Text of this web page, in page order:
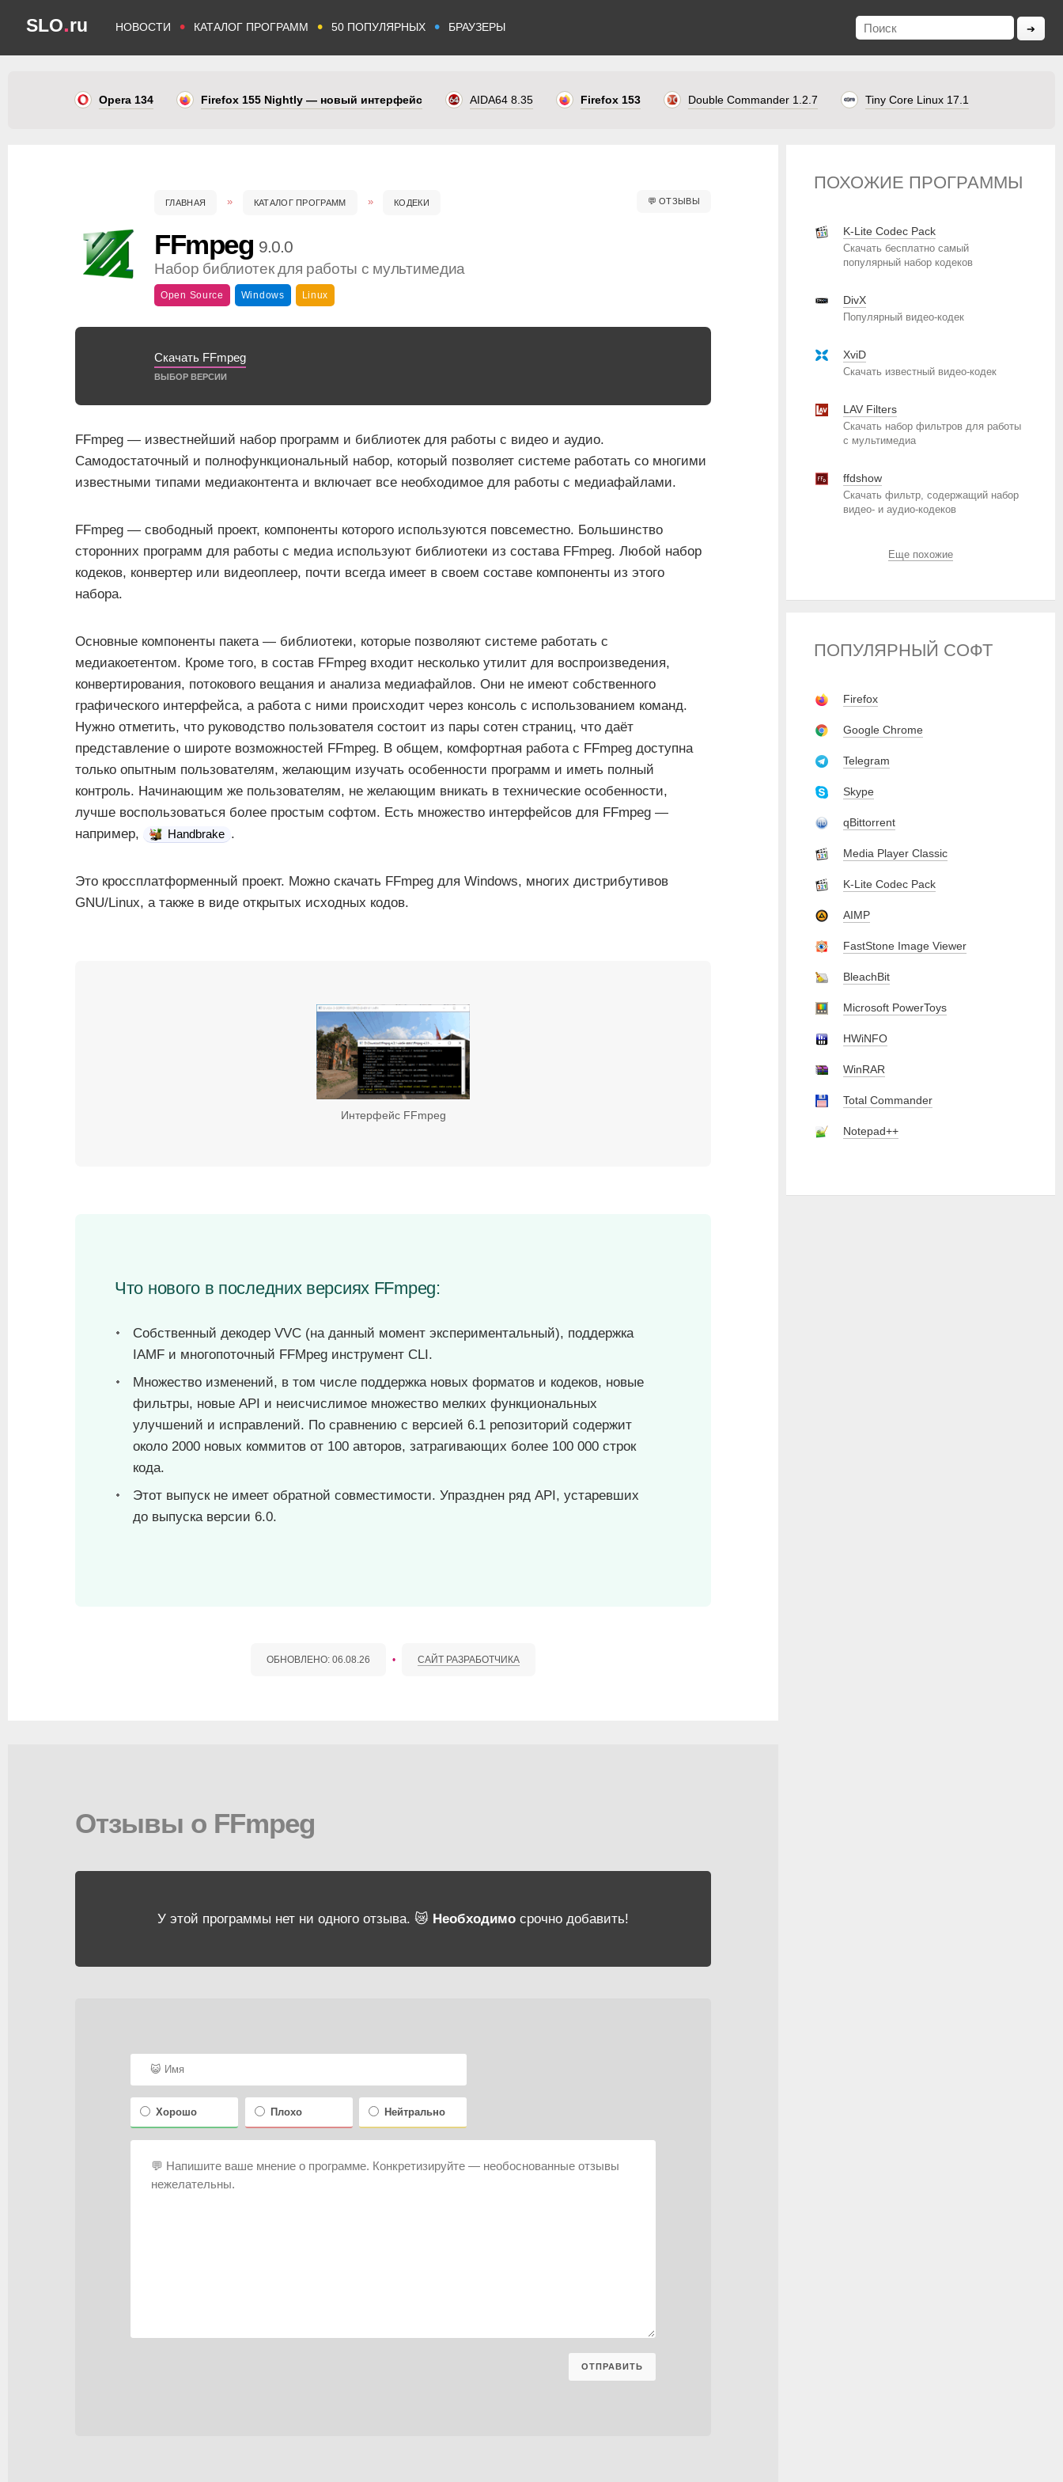
SLO.ru НОВОСТИ • КАТАЛОГ ПРОГРАММ • 50 ПОПУЛЯРНЫХ • БРАУЗЕРЫ
Opera 134 Firefox 155 Nightly — новый интерфейс AIDA64 8.35 Firefox 153 Double Commander 1.2.7 Tiny Core Linux 17.1
💬ОТЗЫВЫ
ГЛАВНАЯ КАТАЛОГ ПРОГРАММ КОДЕКИ
FFmpeg 9.0.0
Набор библиотек для работы с мультимедиа
Open Source Windows Linux
Скачать FFmpeg
ВЫБОР ВЕРСИИ
FFmpeg — известнейший набор программ и библиотек для работы с видео и аудио.
Самодостаточный и полнофункциональный набор, который позволяет системе работать со многими
известными типами медиаконтента и включает все необходимое для работы с медиафайлами.
FFmpeg — свободный проект, компоненты которого используются повсеместно. Большинство
сторонних программ для работы с медиа используют библиотеки из состава FFmpeg. Любой набор
кодеков, конвертер или видеоплеер, почти всегда имеет в своем составе компоненты из этого
набора.
Основные компоненты пакета — библиотеки, которые позволяют системе работать с
медиакоетентом. Кроме того, в состав FFmpeg входит несколько утилит для воспроизведения,
конвертирования, потокового вещания и анализа медиафайлов. Они не имеют собственного
графического интерфейса, а работа с ними происходит через консоль с использованием команд.
Нужно отметить, что руководство пользователя состоит из пары сотен страниц, что даёт
представление о широте возможностей FFmpeg. В общем, комфортная работа с FFmpeg доступна
только опытным пользователям, желающим изучать особенности программ и иметь полный
контроль. Начинающим же пользователям, не желающим вникать в технические особенности,
лучше воспользоваться более простым софтом. Есть множество интерфейсов для FFmpeg —
например,
Handbrake .
Это кроссплатформенный проект. Можно скачать FFmpeg для Windows, многих дистрибутивов
GNU/Linux, а также в виде открытых исходных кодов.
Интерфейс FFmpeg
Что нового в последних версиях FFmpeg:
Собственный декодер VVC (на данный момент экспериментальный), поддержка
IAMF и многопоточный FFMpeg инструмент CLI.
Множество изменений, в том числе поддержка новых форматов и кодеков, новые
фильтры, новые API и неисчислимое множество мелких функциональных
улучшений и исправлений. По сравнению с версией 6.1 репозиторий содержит
около 2000 новых коммитов от 100 авторов, затрагивающих более 100 000 строк
кода.
Этот выпуск не имеет обратной совместимости. Упразднен ряд API, устаревших
до выпуска версии 6.0.
ОБНОВЛЕНО: 06.08.26 • САЙТ РАЗРАБОТЧИКА
Отзывы о FFmpeg
У этой программы нет ни одного отзыва. 😿 Необходимо срочно добавить!
Хорошо Плохо Нейтрально
ПОХОЖИЕ ПРОГРАММЫ
K-Lite Codec Pack
Скачать бесплатно самый
популярный набор кодеков
DivX
Популярный видео-кодек
XviD
Скачать известный видео-кодек
LAV Filters
Скачать набор фильтров для работы
с мультимедиа
ffdshow
Скачать фильтр, содержащий набор
видео- и аудио-кодеков
Еще похожие
ПОПУЛЯРНЫЙ СОФТ
Firefox
Google Chrome
Telegram
Skype
qBittorrent
Media Player Classic
K-Lite Codec Pack
AIMP
FastStone Image Viewer
BleachBit
Microsoft PowerToys
HWiNFO
WinRAR
Total Commander
Notepad++